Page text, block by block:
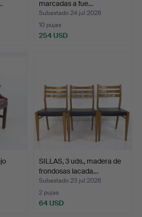
marcadas a fue…
Subastado 24 jul 2026
10 pujas
254 USD
SILLAS, 3 uds., madera de
frondosas lacada…
Subastado 23 jul 2026
2 pujas
64 USD